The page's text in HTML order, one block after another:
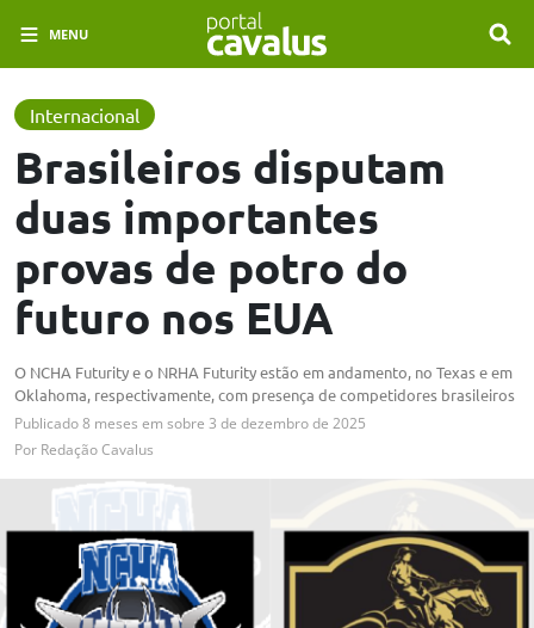
MENU
Internacional
Brasileiros disputam
duas importantes
provas de potro do
futuro nos EUA
O NCHA Futurity e o NRHA Futurity estão em andamento, no Texas e em
Oklahoma, respectivamente, com presença de competidores brasileiros
Publicado8 meses em sobre 3 de dezembro de 2025
Por Redação Cavalus